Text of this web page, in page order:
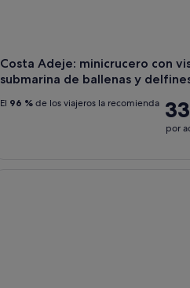
Costa Adeje: minicrucero con
submarina de ballenas y
por
El 96 % de los viajeros la recomienda